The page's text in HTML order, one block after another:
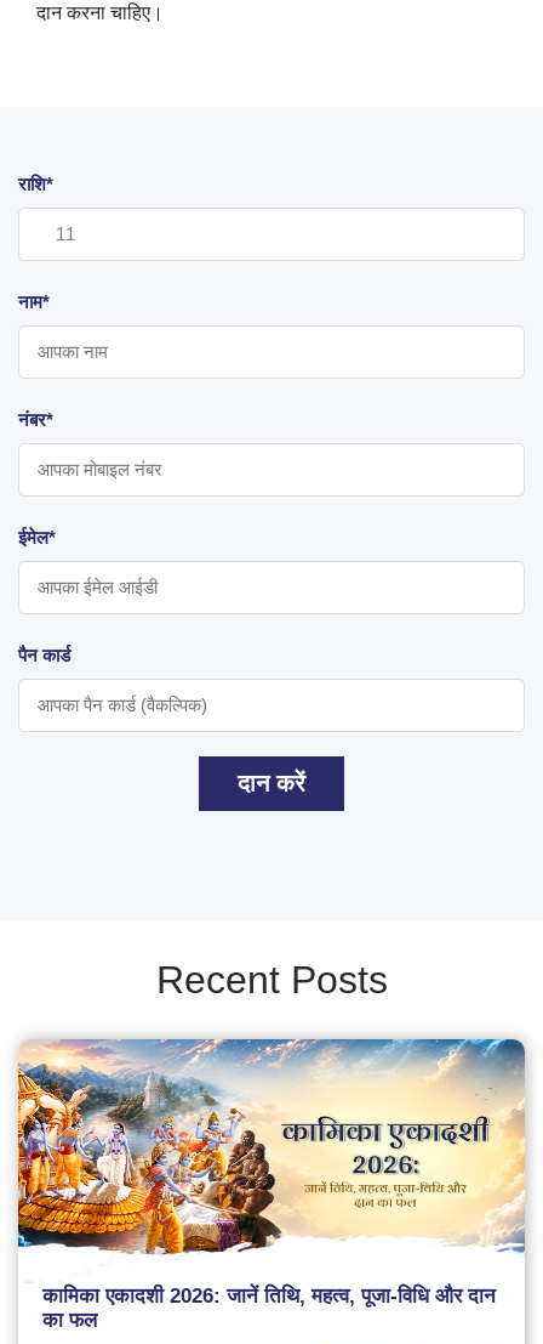
दान करना चाहिए।
राशि*
नाम*
नंबर*
ईमेल*
पैन कार्ड
दान करें
Recent Posts
कामिका एकादशी 2026: जानें तिथि, महत्व, पूजा-विधि और दान
का फल